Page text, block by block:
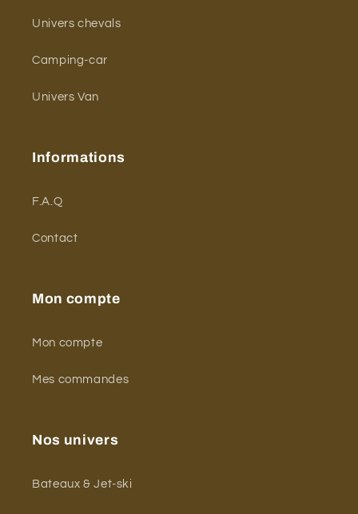
Univers chevals
Camping-car
Univers Van
Informations
F.A.Q
Contact
Mon compte
Mon compte
Mes commandes
Nos univers
Bateaux & Jet-ski